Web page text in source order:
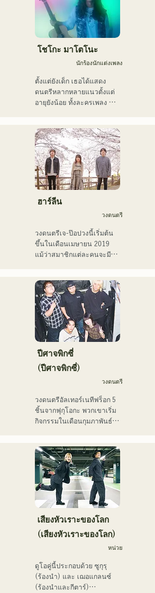
む。枠に収まりきれないマ
ルチな表現スタイルを確立
するため、日々探求を続け
ている。現在はSNSを中心
に、自身の表現を発信中。
โชโกะ มาโตโนะ
นักร้องนักแต่งเพลง
ตั้งแต่ยังเด็ก เธอได้แสดง
ดนตรีหลากหลายแนวตั้งแต่
อายุยังน้อย ทั้งละครเพลง
2011
เธอได้ปรากฏตัวในสื่อต่างๆ
มากมาย โดยส่วนใหญ่อยู่ใน
บ้านเกิดของเธอที่ฟุกุโอกะ
และคิวชู และยังมีส่วนร่วมใน
เพลงและภาพยนตร์โฆษณา
ของบริษัทมากมาย
ทำงานในหลากหลายสาขา
อาชีพ รวมถึงการแต่งเพลง
ประกอบโฆษณาทางโทรทัศน์
ทาโร โมริยามะ ในรายการ
"MUSIC FAIR" ทางสถานี
โทรทัศน์ฟูจิทีวี และการ
ปรากฏตัวในละครเพลงร็อก
ตั้งแต่ปี 2017 เธอได้กลับ
มายังฟุกุโอกะ ซึ่งนอกจาก
งานของเธอเองแล้ว เธอยัง
อาชีพ เช่น พิธีกรรายการวิทยุ
ทรงพลังและความสามารถใน
การร้องเพลงอันโดดเด่น เธอ
คือนักร้องนักแต่งเพลงที่จะ
ฮาร์ลีน
วงดนตรี
วงดนตรีเจ-ป๊อปวงนี้เริ่มต้น
ขึ้นในเดือนเมษายน 2019
แม้ว่าสมาชิกแต่ละคนจะมี
แต่พวกเขาก็ตัดสินใจตั้งวง
ใหม่โดยมีเป้าหมายทางดนตรี
ใหม่ เสียงร้องที่ใสสะอาดและ
เนื้อเพลงที่ติดหูของ CHiKa
ประกอบกับท่วงทำนองที่ชวน
ให้คิดถึง ได้รับการสนับสนุน
จากหลากหลายรุ่น บุคลิก
เฉพาะตัวของสมาชิกแต่ละ
คนถูกนำมาใช้ประกอบดนตรี
และเสียงดนตรีที่นุ่มนวลและ
ปัจจุบันพวกเขาแสดงดนตรี
สดตามสถานที่จัดงานและ
กิจกรรมกลางแจ้ง โดยส่วน
โพสต์และสตรีมวิดีโอบนโซ
เชียลมีเดียอย่างต่อเนื่อง
ปีศาจพิกซี่
(ปีศาจพิกซี่)
วงดนตรี
วงดนตรีอัลเทอร์เนทีฟร็อก 5
ชิ้นจากฟุกุโอกะ พวกเขาเริ่ม
กิจกรรมในเดือนกุมภาพันธ์
จังหวัดฟุกุโอกะ ด้วยเนื้อเพลง
ที่สะท้อนความเหงาและความ
ขัดแย้ง และท่วงทำนองกีตาร์
ที่ติดหู พวกเขามุ่งหวังที่จะ
สร้างเสียงเพลงที่จะประทับอยู่
ในใจของผู้ฟัง
เสียงหัวเราะของโลก
(เสียงหัวเราะของโลก)
หน่วย
ดูโอคู่นี้ประกอบด้วย ซูกุรุ
(ร้องนำ) และ เฌอแกลนซ์
(ร้องนำและกีตาร์)